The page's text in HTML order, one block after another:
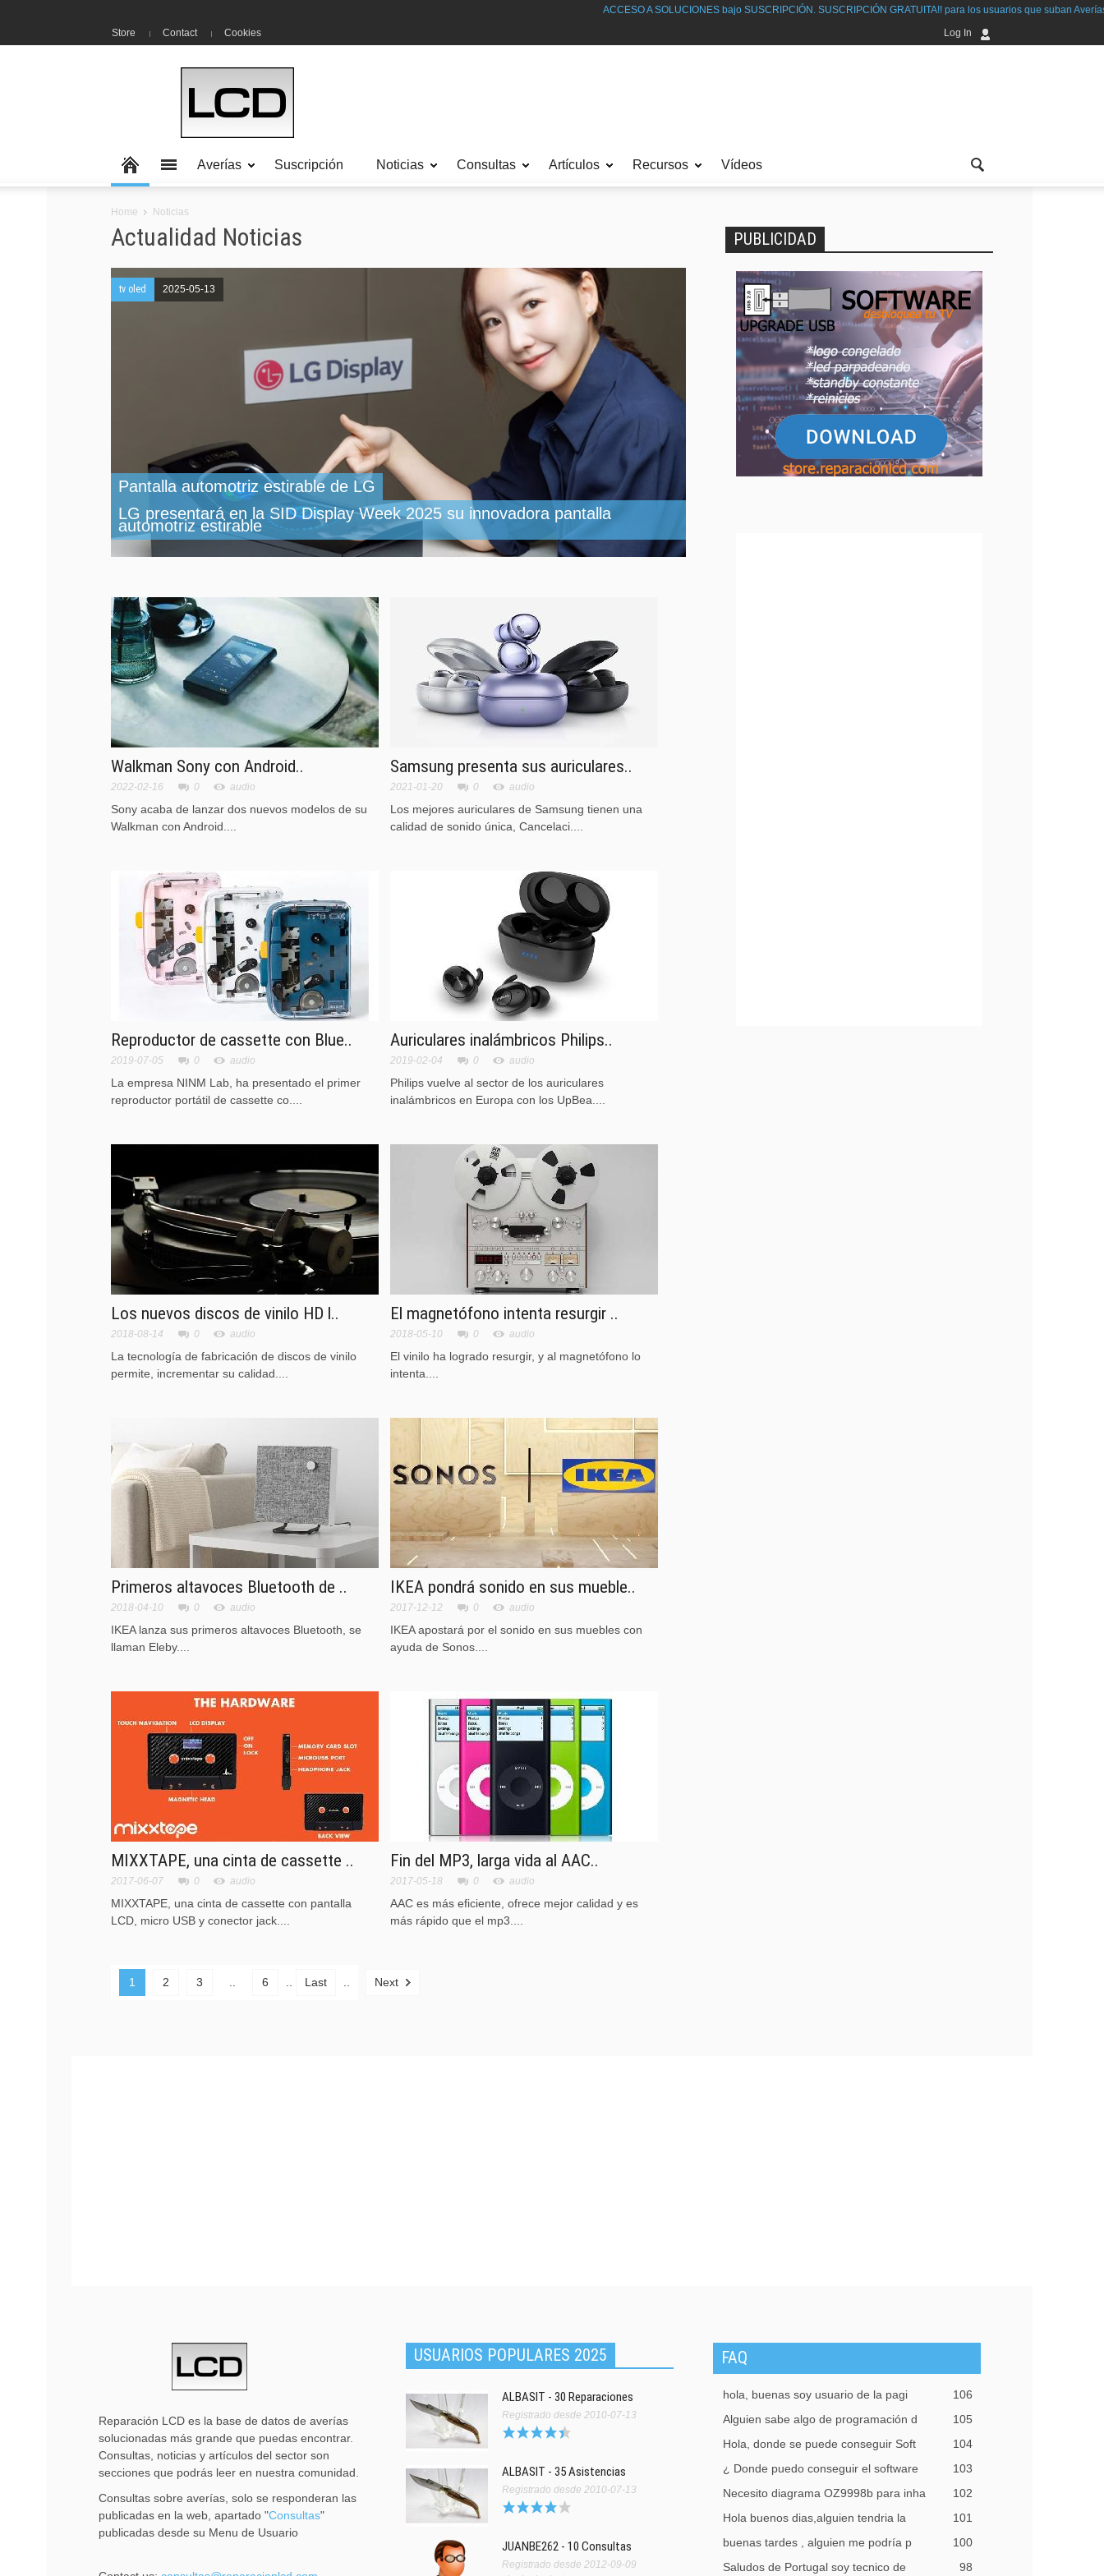
ACCESO A SOLUCIONES bajo SUSCRIPCIÓN. SUSCRIPCIÓN GRATUITA!! para los usuarios que suban Averías
Store
Contact Cookies Log In
Averías Suscripción Noticias Consultas Artículos Recursos Vídeos
Home Noticias
Actualidad Noticias
tv oled 2025-05-13
Pantalla automotriz estirable de LG
LG presentará en la SID Display Week 2025 su innovadora pantalla
automotriz estirable
Walkman Sony con Android..
2022-02-16 0 audio
Sony acaba de lanzar dos nuevos modelos de su
Walkman con Android....
Samsung presenta sus auriculares..
2021-01-20 0 audio
Los mejores auriculares de Samsung tienen una
calidad de sonido única, Cancelaci....
Reproductor de cassette con Blue..
2019-07-05 0 audio
La empresa NINM Lab, ha presentado el primer
reproductor portátil de cassette co....
Auriculares inalámbricos Philips..
2019-02-04 0 audio
Philips vuelve al sector de los auriculares
inalámbricos en Europa con los UpBea....
Los nuevos discos de vinilo HD l..
2018-08-14 0 audio
La tecnología de fabricación de discos de vinilo
permite, incrementar su calidad....
El magnetófono intenta resurgir ..
2018-05-10 0 audio
El vinilo ha logrado resurgir, y al magnetófono lo
intenta....
Primeros altavoces Bluetooth de ..
2018-04-10 0 audio
IKEA lanza sus primeros altavoces Bluetooth, se
llaman Eleby....
IKEA pondrá sonido en sus mueble..
2017-12-12 0 audio
IKEA apostará por el sonido en sus muebles con
ayuda de Sonos....
MIXXTAPE, una cinta de cassette ..
2017-06-07 0 audio
MIXXTAPE, una cinta de cassette con pantalla
LCD, micro USB y conector jack....
Fin del MP3, larga vida al AAC..
2017-05-18 0 audio
AAC es más eficiente, ofrece mejor calidad y es
más rápido que el mp3....
1 2 3 6 Last Next
PUBLICIDAD
Reparación LCD es la base de datos de averías
solucionadas más grande que puedas encontrar.
Consultas, noticias y artículos del sector son
secciones que podrás leer en nuestra comunidad.
Consultas sobre averías, solo se responderan las
publicadas en la web, apartado "Consultas"
publicadas desde su Menu de Usuario
USUARIOS POPULARES 2025
ALBASIT - 30 Reparaciones
Registrado desde 2010-07-13
ALBASIT - 35 Asistencias
Registrado desde 2010-07-13
JUANBE262 - 10 Consultas
Registrado desde 2012-09-09
FAQ
hola, buenas soy usuario de la pagi
106
Alguien sabe algo de programación d
105
Hola, donde se puede conseguir Soft
104
¿ Donde puedo conseguir el software
103
Necesito diagrama OZ9998b para inha
102
Hola buenos dias,alguien tendria la
101
buenas tardes , alguien me podría p
100
Saludos de Portugal soy tecnico de
98